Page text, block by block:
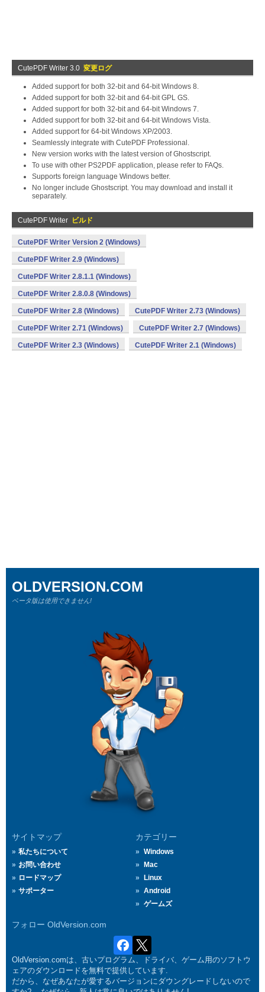
CutePDF Writer 3.0 変更ログ
Added support for both 32-bit and 64-bit Windows 8.
Added support for both 32-bit and 64-bit GPL GS.
Added support for both 32-bit and 64-bit Windows 7.
Added support for both 32-bit and 64-bit Windows Vista.
Added support for 64-bit Windows XP/2003.
Seamlessly integrate with CutePDF Professional.
New version works with the latest version of Ghostscript.
To use with other PS2PDF application, please refer to FAQs.
Supports foreign language Windows better.
No longer include Ghostscript. You may download and install it
separately.
CutePDF Writer ビルド
CutePDF Writer Version 2 (Windows)
CutePDF Writer 2.9 (Windows)
CutePDF Writer 2.8.1.1 (Windows)
CutePDF Writer 2.8.0.8 (Windows)
CutePDF Writer 2.8 (Windows) CutePDF Writer 2.73 (Windows)
CutePDF Writer 2.71 (Windows) CutePDF Writer 2.7 (Windows)
CutePDF Writer 2.3 (Windows) CutePDF Writer 2.1 (Windows)
サイトマップ
私たちについて
お問い合わせ
ロードマップ
サポーター
カテゴリー
Windows
Mac
Linux
Android
ゲームズ
フォロー OldVersion.com
OLDVERSION.COM
ベータ版は使用できません!
OldVersion.comは、古いプログラム、ドライバ、ゲーム用のソフトウ
ェアのダウンロードを無料で提供しています.
だから、なぜあなたが愛するバージョンにダウングレードしないので